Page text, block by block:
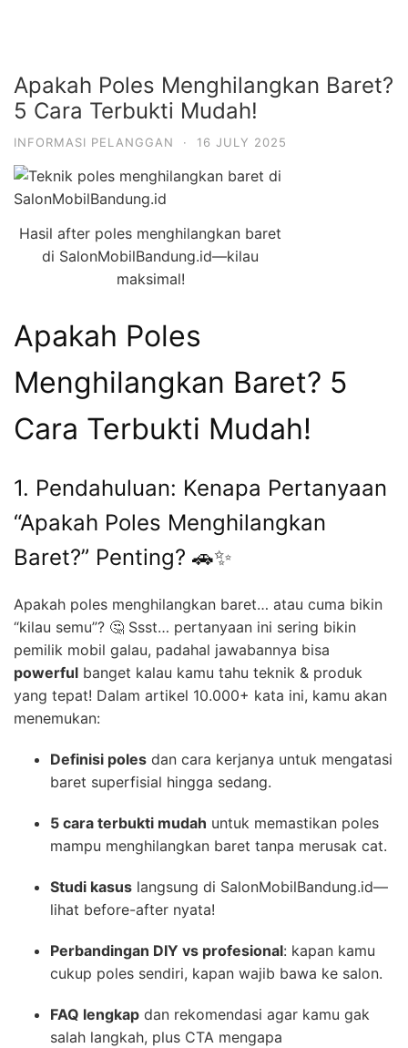
Apakah Poles Menghilangkan Baret?
5 Cara Terbukti Mudah!
INFORMASI PELANGGAN · 16 JULY 2025
Hasil after poles menghilangkan baret
di SalonMobilBandung.id—kilau
maksimal!
Apakah Poles
Menghilangkan Baret? 5
Cara Terbukti Mudah!
1. Pendahuluan: Kenapa Pertanyaan
“Apakah Poles Menghilangkan
Baret?” Penting? 🚗✨
Apakah poles menghilangkan baret… atau cuma bikin
“kilau semu”? 🤔 Ssst… pertanyaan ini sering bikin
pemilik mobil galau, padahal jawabannya bisa
powerful banget kalau kamu tahu teknik & produk
yang tepat! Dalam artikel 10.000+ kata ini, kamu akan
menemukan:
Definisi poles dan cara kerjanya untuk mengatasi
baret superfisial hingga sedang.
5 cara terbukti mudah untuk memastikan poles
mampu menghilangkan baret tanpa merusak cat.
Studi kasus langsung di SalonMobilBandung.id—
lihat before-after nyata!
Perbandingan DIY vs profesional: kapan kamu
cukup poles sendiri, kapan wajib bawa ke salon.
FAQ lengkap dan rekomendasi agar kamu gak
salah langkah, plus CTA mengapa